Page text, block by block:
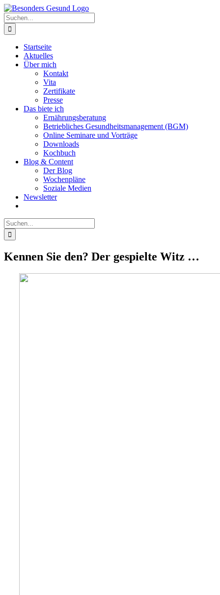
Zum
Inhalt
springen
Suche
nach:
Startseite
Aktuelles
Über mich
Kontakt
Vita
Zertifikate
Presse
Das biete ich
Ernährungsberatung
Betriebliches Gesundheitsmanagement (BGM)
Online Seminare und Vorträge
Downloads
Kochbuch
Blog & Content
Der Blog
Wochenpläne
Soziale Medien
Newsletter
Suche
nach:
Kennen Sie den? Der gespielte Witz …